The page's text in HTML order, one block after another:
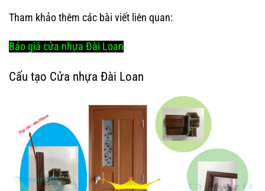
Tham khảo thêm các bài viết liên quan:
Báo giá cửa nhựa Đài Loan
Cấu tạo Cửa nhựa Đài Loan